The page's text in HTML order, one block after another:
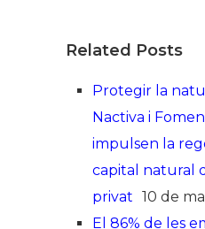
Related Posts
Protegir la
Nactiva i
impulsen la
capital natural
privat 10 de
El 86% de les